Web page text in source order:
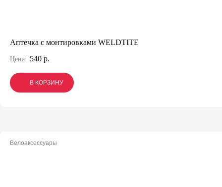
Аптечка с монтировками WELDTITE
Цена: 540 р.
В КОРЗИНУ
В КОРЗИНУ
В КОРЗИНУ
Велоаксессуары